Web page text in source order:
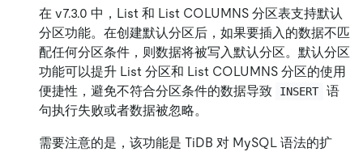
在 v7.3.0 中，List 和 List COLUMNS 分区表支持默认
分区功能。在创建默认分区后，如果要插入的数据不匹
配任何分区条件，则数据将被写入默认分区。默认分区
功能可以提升 List 分区和 List COLUMNS 分区的使用
便捷性，避免不符合分区条件的数据导致
INSERT 语
句执行失败或者数据被忽略。
需要注意的是，该功能是 TiDB 对 MySQL 语法的扩